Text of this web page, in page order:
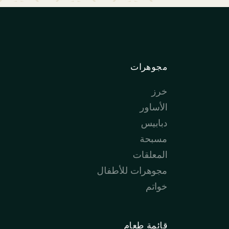
مجوهرات
خرز
الأساور
دبابيس
مسبحة
المعلقات
مجوهرات للأطفال
خواتم
قائمة طعام